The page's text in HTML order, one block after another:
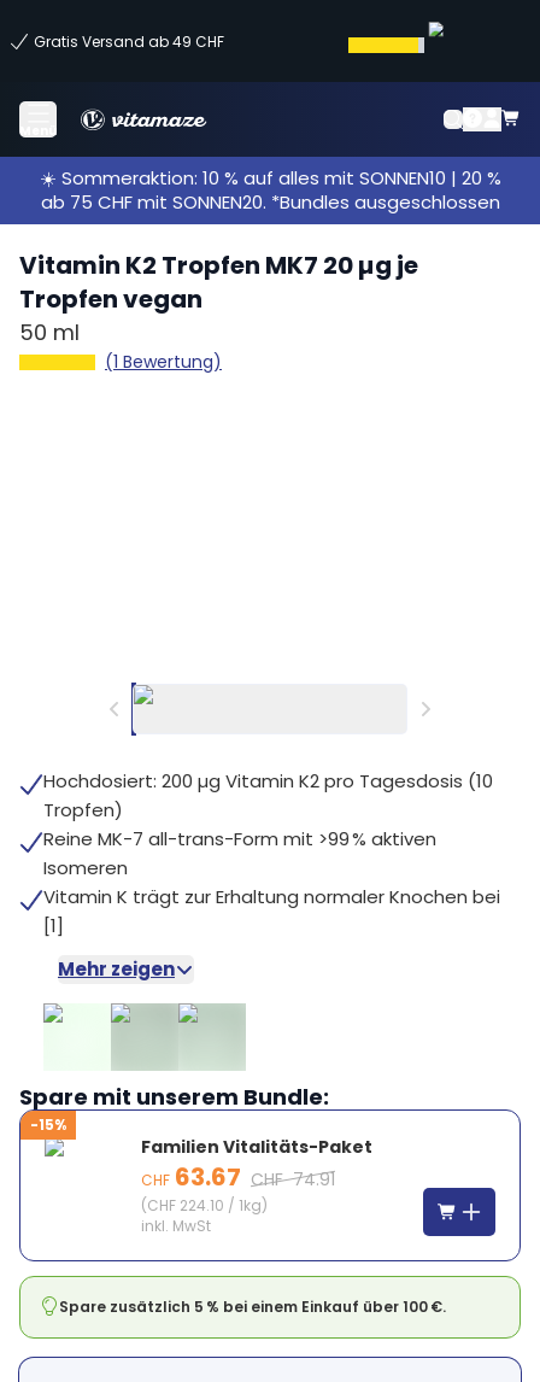
Gratis Versand ab 49 CHF
Menü
☀️ Sommeraktion: 10 % auf alles mit SONNEN10 | 20 %
ab 75 CHF mit SONNEN20. *Bundles ausgeschlossen
Vitamin K2 Tropfen MK7 20 µg je
Tropfen vegan
50 ml
(1 Bewertung)
Hochdosiert: 200 µg Vitamin K2 pro Tagesdosis (10
Tropfen)
Reine MK-7 all-trans-Form mit >99 % aktiven
Isomeren
Vitamin K trägt zur Erhaltung normaler Knochen bei
[1]
Mehr zeigen
Spare mit unserem Bundle:
-15%
Familien Vitalitäts-Paket
CHF 63.67 CHF 74.91
(CHF 224.10 / 1kg)
inkl. MwSt
Spare zusätzlich 5 % bei einem Einkauf über 100 €.